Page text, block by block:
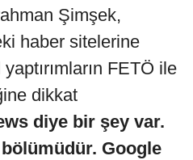
Şimşek,
haber sitelerine
FETÖ ile
dikkat
diye bir şey var.
Google